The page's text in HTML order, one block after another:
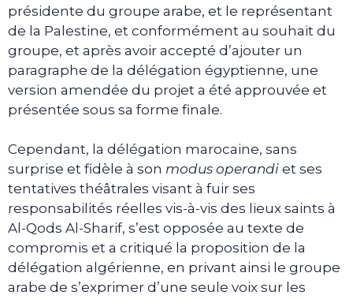
présidente du groupe arabe, et le représentant
de la Palestine, et conformément au souhait du
groupe, et après avoir accepté d’ajouter un
paragraphe de la délégation égyptienne, une
version amendée du projet a été approuvée et
présentée sous sa forme finale.
Cependant, la délégation marocaine, sans
surprise et fidèle à son modus operandi et ses
tentatives théâtrales visant à fuir ses
responsabilités réelles vis-à-vis des lieux saints à
Al-Qods Al-Sharif, s’est opposée au texte de
compromis et a critiqué la proposition de la
délégation algérienne, en privant ainsi le groupe
arabe de s’exprimer d’une seule voix sur les